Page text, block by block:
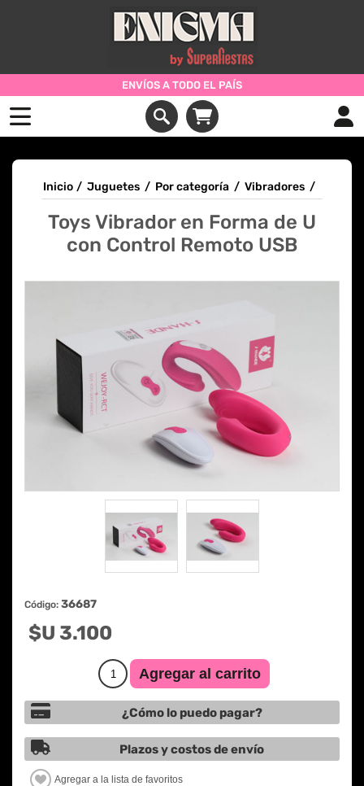
ENVÍOS A TODO EL PAÍS
Inicio / Juguetes / Por categoría / Vibradores /
Toys Vibrador en Forma de U
con Control Remoto USB
Código: 36687
$U 3.100
¿Cómo lo puedo pagar?
Plazos y costos de envío